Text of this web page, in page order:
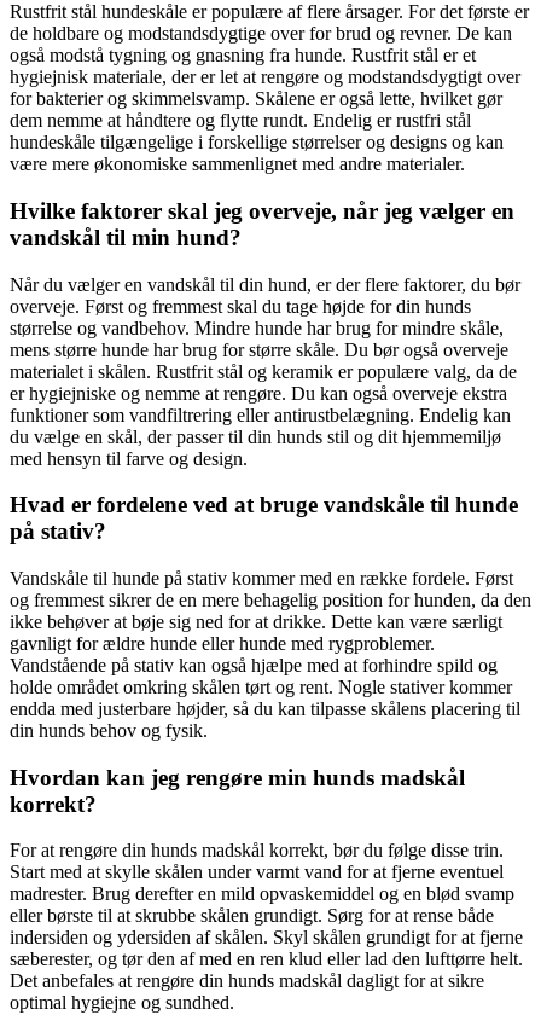
Rustfrit stål hundeskåle er populære af flere årsager. For det første er
de holdbare og modstandsdygtige over for brud og revner. De kan
også modstå tygning og gnasning fra hunde. Rustfrit stål er et
hygiejnisk materiale, der er let at rengøre og modstandsdygtigt over
for bakterier og skimmelsvamp. Skålene er også lette, hvilket gør
dem nemme at håndtere og flytte rundt. Endelig er rustfri stål
hundeskåle tilgængelige i forskellige størrelser og designs og kan
være mere økonomiske sammenlignet med andre materialer.
Hvilke faktorer skal jeg overveje, når jeg vælger en
vandskål til min hund?
Når du vælger en vandskål til din hund, er der flere faktorer, du bør
overveje. Først og fremmest skal du tage højde for din hunds
størrelse og vandbehov. Mindre hunde har brug for mindre skåle,
mens større hunde har brug for større skåle. Du bør også overveje
materialet i skålen. Rustfrit stål og keramik er populære valg, da de
er hygiejniske og nemme at rengøre. Du kan også overveje ekstra
funktioner som vandfiltrering eller antirustbelægning. Endelig kan
du vælge en skål, der passer til din hunds stil og dit hjemmemiljø
med hensyn til farve og design.
Hvad er fordelene ved at bruge vandskåle til hunde
på stativ?
Vandskåle til hunde på stativ kommer med en række fordele. Først
og fremmest sikrer de en mere behagelig position for hunden, da den
ikke behøver at bøje sig ned for at drikke. Dette kan være særligt
gavnligt for ældre hunde eller hunde med rygproblemer.
Vandstående på stativ kan også hjælpe med at forhindre spild og
holde området omkring skålen tørt og rent. Nogle stativer kommer
endda med justerbare højder, så du kan tilpasse skålens placering til
din hunds behov og fysik.
Hvordan kan jeg rengøre min hunds madskål
korrekt?
For at rengøre din hunds madskål korrekt, bør du følge disse trin.
Start med at skylle skålen under varmt vand for at fjerne eventuel
madrester. Brug derefter en mild opvaskemiddel og en blød svamp
eller børste til at skrubbe skålen grundigt. Sørg for at rense både
indersiden og ydersiden af skålen. Skyl skålen grundigt for at fjerne
sæberester, og tør den af med en ren klud eller lad den lufttørre helt.
Det anbefales at rengøre din hunds madskål dagligt for at sikre
optimal hygiejne og sundhed.